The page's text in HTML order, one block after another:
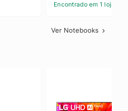
Encontrado em 1 loja
Ver Notebooks